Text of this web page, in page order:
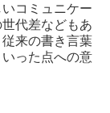
コミュニケー
代差などもあ
来の書き言葉
った点への意